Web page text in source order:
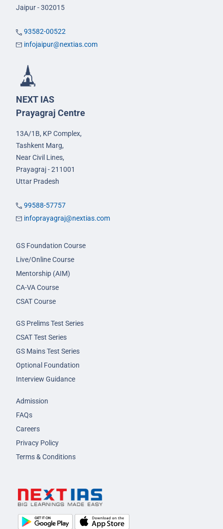
Jaipur - 302015
93582-00522
infojaipur@nextias.com
NEXT IAS
Prayagraj Centre
13A/1B, KP Complex,
Tashkent Marg,
Near Civil Lines,
Prayagraj - 211001
Uttar Pradesh
99588-57757
infoprayagraj@nextias.com
GS Foundation Course
Live/Online Course
Mentorship (AIM)
CA-VA Course
CSAT Course
GS Prelims Test Series
CSAT Test Series
GS Mains Test Series
Optional Foundation
Interview Guidance
Admission
FAQs
Careers
Privacy Policy
Terms & Conditions